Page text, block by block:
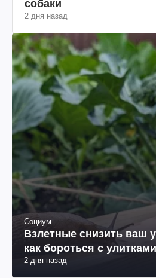
собаки
2 дня назад
Социум
Взлетные снизить ваш
как бороться с
2 дня назад